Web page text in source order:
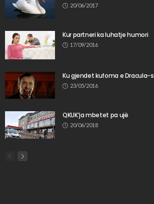
20/06/2017
Kur partneri ka luhatje humori
17/09/2016
Ku gjendet kufoma e Dracula-s
23/05/2016
QKUK’ja mbetet pa ujë
20/06/2018